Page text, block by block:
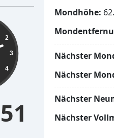
2
3
4
Mondhöhe:
Nächster
Nächster
Nächster
Nächster